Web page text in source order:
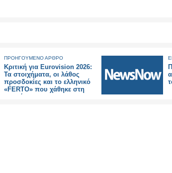
ΠΡΟΗΓΟΥΜΕΝΟ ΑΡΘΡΟ
Κριτική για Eurovision 2026:
Τα στοιχήματα, οι λάθος
προσδοκίες και το ελληνικό
«FERTO» που χάθηκε στη
σκηνή